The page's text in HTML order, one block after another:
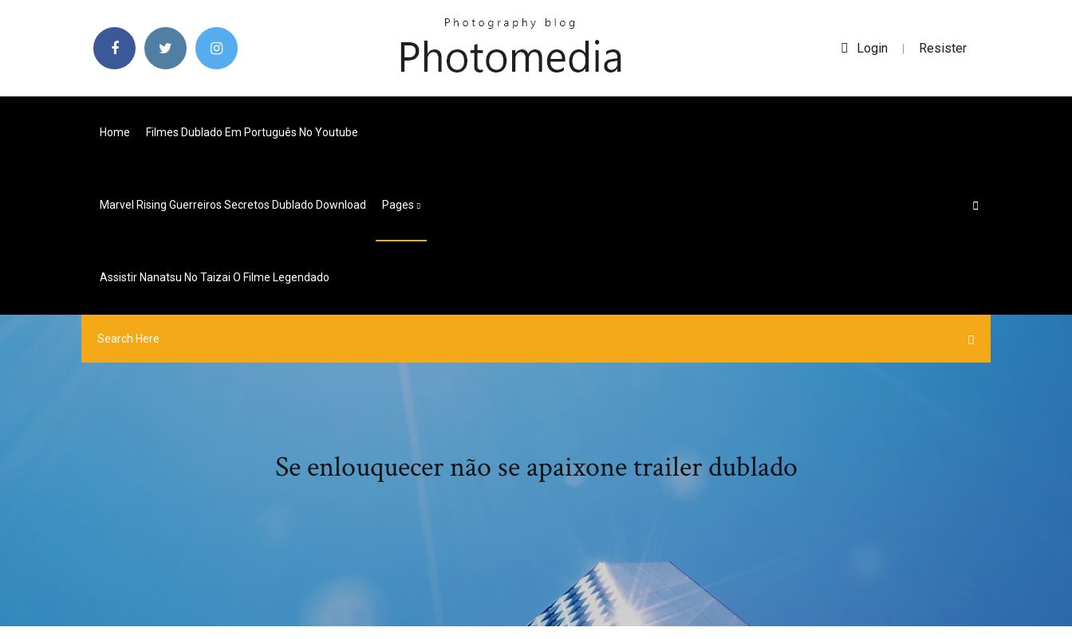
Login | Resister
Home Filmes Dublado Em Português No Youtube
Marvel Rising Guerreiros Secretos Dublado Download Pages
Assistir Nanatsu No Taizai O Filme Legendado
Se enlouquecer não se apaixone trailer dublado